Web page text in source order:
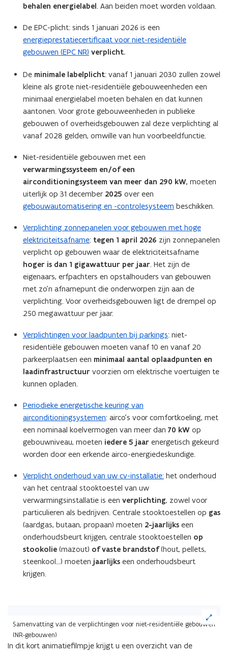
Samenvatting van de verplichtingen voor niet-residentiële gebouwen
(NR-gebouwen)
op
de
afbeelding
n
e
f
i
i
t
i
e
)
behalen energielabel. Aan beiden moet worden voldaan.
De EPC-plicht: sinds 1 januari 2026 is een
energieprestatiecertificaat voor niet-residentiële
gebouwen (EPC NR) verplicht.
De minimale labelplicht: vanaf 1 januari 2030 zullen zowel
kleine als grote niet-residentiële gebouweenheden een
minimaal energielabel moeten behalen en dat kunnen
aantonen. Voor grote gebouweenheden in publieke
gebouwen of overheidsgebouwen zal deze verplichting al
vanaf 2028 gelden, omwille van hun voorbeeldfunctie.
Niet-residentiële gebouwen met een
verwarmingssysteem en/of een
airconditioningsysteem van meer dan 290 kW, moeten
uiterlijk op 31 december 2025 over een
gebouwautomatisering en -controlesysteem beschikken.
Verplichting zonnepanelen voor gebouwen met hoge
elektriciteitsafname: tegen 1 april 2026 zijn zonnepanelen
verplicht op gebouwen waar de elektriciteitsafname
hoger is dan 1 gigawattuur per jaar. Het zijn de
eigenaars, erfpachters en opstalhouders van gebouwen
met zo’n afnamepunt die onderworpen zijn aan de
verplichting. Voor overheidsgebouwen ligt de drempel op
250 megawattuur per jaar.
Verplichtingen voor laadpunten bij parkings: niet-
residentiële gebouwen moeten vanaf 10 en vanaf 20
parkeerplaatsen een minimaal aantal oplaadpunten en
laadinfrastructuur voorzien om elektrische voertuigen te
kunnen opladen.
Periodieke energetische keuring van
airconditioningsystemen: airco’s voor comfortkoeling, met
een nominaal koelvermogen van meer dan 70 kW op
gebouwniveau, moeten iedere 5 jaar energetisch gekeurd
worden door een erkende airco-energiedeskundige.
Verplicht onderhoud van uw cv-installatie: het onderhoud
van het centraal stooktoestel van uw
verwarmingsinstallatie is een verplichting, zowel voor
particulieren als bedrijven. Centrale stooktoestellen op gas
(aardgas, butaan, propaan) moeten 2-jaarlijks een
onderhoudsbeurt krijgen, centrale stooktoestellen op
stookolie (mazout) of vaste brandstof(hout, pellets,
steenkool...) moeten jaarlijks een onderhoudsbeurt
krijgen.
In dit kort animatiefilmpje krijgt u een overzicht van de